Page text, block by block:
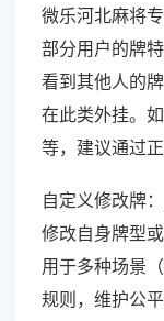
微乐河北麻将
部分用户的牌
看到其他人的
在此类外挂。
等，建议通过
自定义修改牌
修改自身牌型
用于多种场景
规则，维护公平